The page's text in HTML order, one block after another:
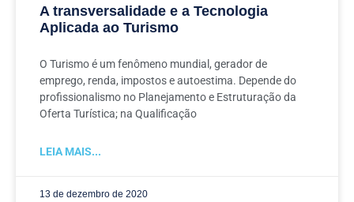
A transversalidade e a Tecnologia
Aplicada ao Turismo
O Turismo é um fenômeno mundial, gerador de
emprego, renda, impostos e autoestima. Depende do
profissionalismo no Planejamento e Estruturação da
Oferta Turística; na Qualificação
LEIA MAIS...
13 de dezembro de 2020